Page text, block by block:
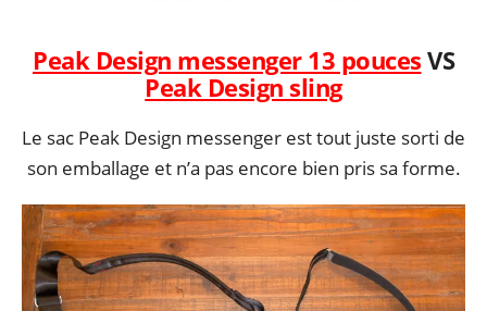
Peak Design messenger 13 pouces VS
Peak Design sling
Le sac Peak Design messenger est tout juste sorti de
son emballage et n’a pas encore bien pris sa forme.